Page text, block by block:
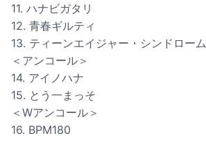
11. ハナビガタリ
12. 青春ギルティ
13. ティーンエイジャー・シンドローム
＜アンコール＞
14. アイノハナ
15. とう一まっそ
＜Wアンコール＞
16. BPM180